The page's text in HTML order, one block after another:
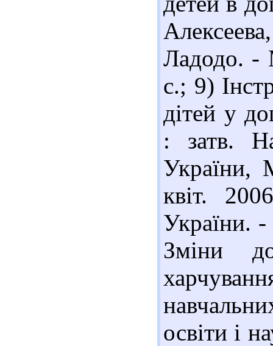
Ладодо. -
с.; 9)
дітей у
: затв.
України,
квіт.
України.
Зміни
освіти і